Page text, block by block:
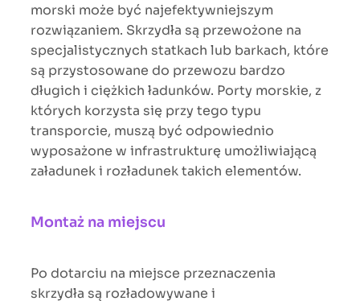
morski może być najefektywniejszym
rozwiązaniem. Skrzydła są przewożone na
specjalistycznych statkach lub barkach, które
są przystosowane do przewozu bardzo
długich i ciężkich ładunków. Porty morskie, z
których korzysta się przy tego typu
transporcie, muszą być odpowiednio
wyposażone w infrastrukturę umożliwiającą
załadunek i rozładunek takich elementów.
Montaż na miejscu
Po dotarciu na miejsce przeznaczenia
skrzydła są rozładowywane i